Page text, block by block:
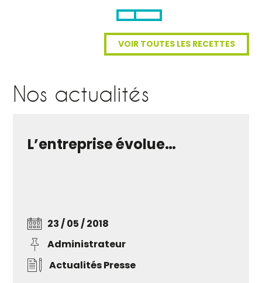
VOIR TOUTES LES RECETTES
Nos actualités
L’entreprise évolue…
23 / 05 / 2018
Administrateur
ActualitésPresse